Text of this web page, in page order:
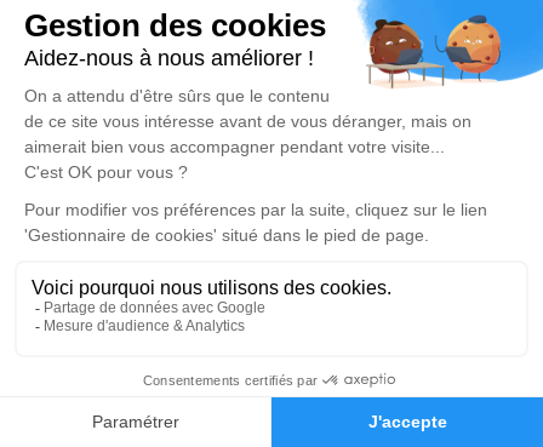
Faire-part Hommages
anecdote ou exprimer vos pensées à travers des
poèmes ou des textes. Cet endroit est un lieu
d'expression dédié à honorer la mémoire de Marie-
Jeanne GIBERT.
Un service de plantation d’arbre hommage est
disponible ici.
Je rends hommage
Cérémonie religieuse
Église de Ruoms
07120 Ruoms